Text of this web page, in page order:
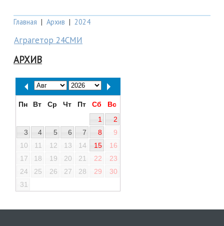
Главная | Архив | 2024
Аграгетор 24СМИ
АРХИВ
Пн Вт Ср Чт Пт Сб
Вс
1
2
3
4 5 6 7 8
9
10
11 12 13 14 15
16
17
18 19 20 21 22
23
24
25 26 27 28 29
30
31